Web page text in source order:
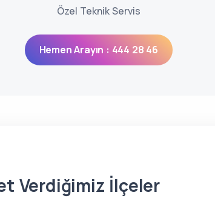
Özel Teknik Servis
Hemen Arayın : 444 28 46
Verdiğimiz İlçeler